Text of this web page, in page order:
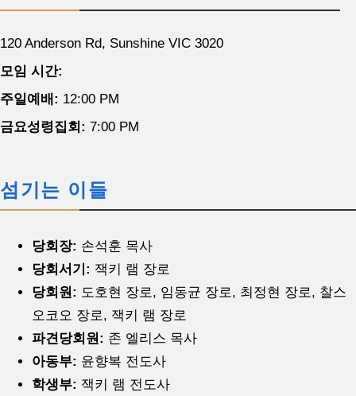
120 Anderson Rd, Sunshine VIC 3020
모임 시간:
주일예배: 12:00 PM
금요성령집회: 7:00 PM
섬기는 이들
당회장: 손석훈 목사
당회서기: 잭키 램 장로
당회원: 도호현 장로, 임동균 장로, 최정현 장로, 찰스
오코오 장로, 잭키 램 장로
파견당회원: 존 엘리스 목사
아동부: 윤향복 전도사
학생부: 잭키 램 전도사